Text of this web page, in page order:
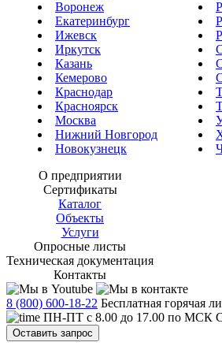
Воронеж
Екатеринбург
Ижевск
Иркутск
Казань
Кемерово
Краснодар
Красноярск
Москва
Нижний Новгород
Новокузнецк
О предприятии
Сертификаты
Каталог
Объекты
Услуги
Опросные листы
Техническая документация
Контакты
8 (800) 600-18-22 Бесплатная горячая
ПН-ПТ с 8.00 до 17.00 по МСК
Оставить запрос